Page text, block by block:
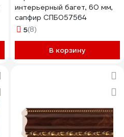
интерьерный багет, 60 мм,
сапфир СПБ057564
5(8)
В корзину